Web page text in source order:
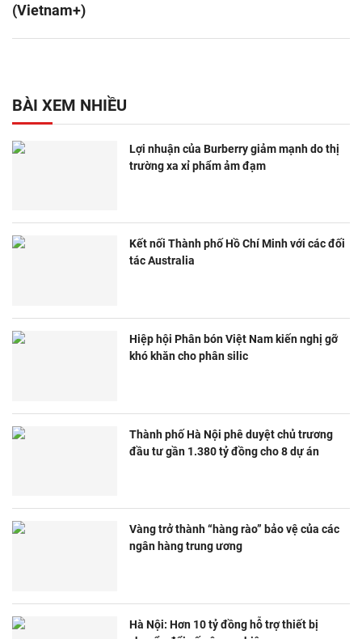
(Vietnam+)
BÀI XEM NHIỀU
Lợi nhuận của Burberry giảm mạnh do thị
trường xa xỉ phẩm ảm đạm
Kết nối Thành phố Hồ Chí Minh với các đối
tác Australia
Hiệp hội Phân bón Việt Nam kiến nghị gỡ
khó khăn cho phân silic
Thành phố Hà Nội phê duyệt chủ trương
đầu tư gần 1.380 tỷ đồng cho 8 dự án
Vàng trở thành “hàng rào” bảo vệ của các
ngân hàng trung ương
Hà Nội: Hơn 10 tỷ đồng hỗ trợ thiết bị